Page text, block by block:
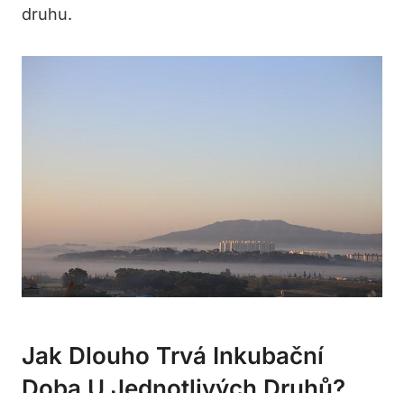
druhu.
Jak Dlouho Trvá Inkubační